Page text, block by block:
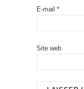
E-mail *
Site web